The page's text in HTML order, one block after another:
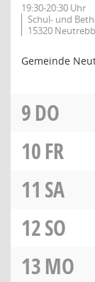
19:30-20:30 Uhr
Schul- und
15320
Gemeinde
9DO
10FR
11 SA
12SO
13MO